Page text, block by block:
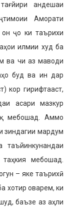
андешаи
Аморати
он ҷо ки таърихи
илмии худ ба
ва чи аз маводи
буд ва ин дар
кор гирифтааст,
асари мазкур
мебошад. Аммо
зиндагии мардум
мебошад.
– яке таърихӣ
хотир оварем, ки
баъзе аз аҳли